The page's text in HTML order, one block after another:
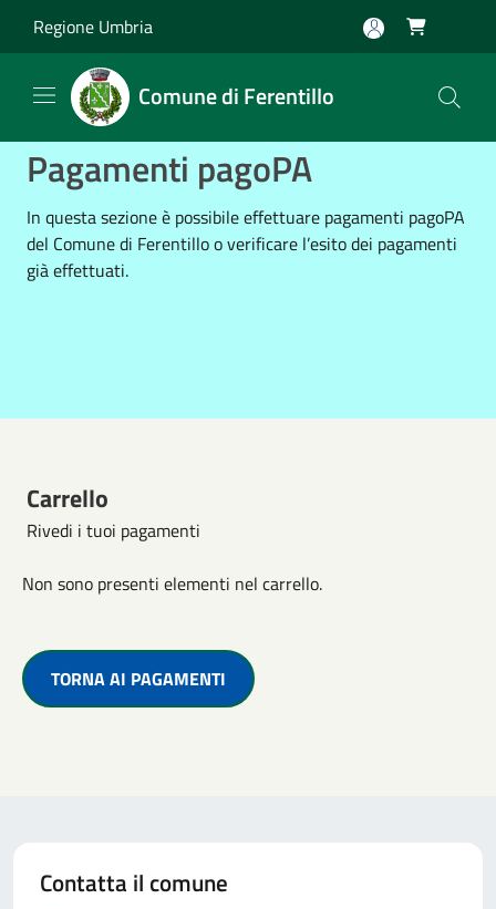
Regione Umbria 
Comune di Ferentillo
Pagamenti pagoPA
In questa sezione è possibile effettuare pagamenti pagoPA
del Comune di Ferentillo o verificare l’esito dei pagamenti
già effettuati.
Carrello
Rivedi i tuoi pagamenti
Non sono presenti elementi nel carrello.
TORNA AI PAGAMENTI
Contatta il comune